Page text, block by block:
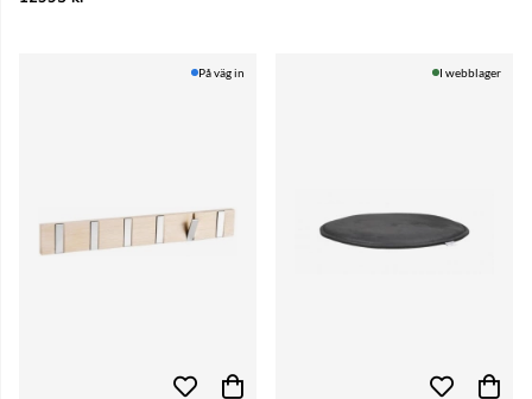
På väg in I webblager